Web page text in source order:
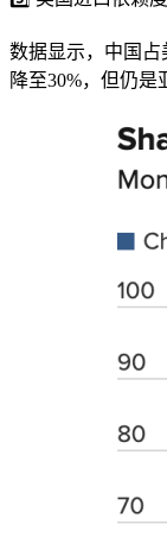
数据显示，中国占
降至30%，但仍是